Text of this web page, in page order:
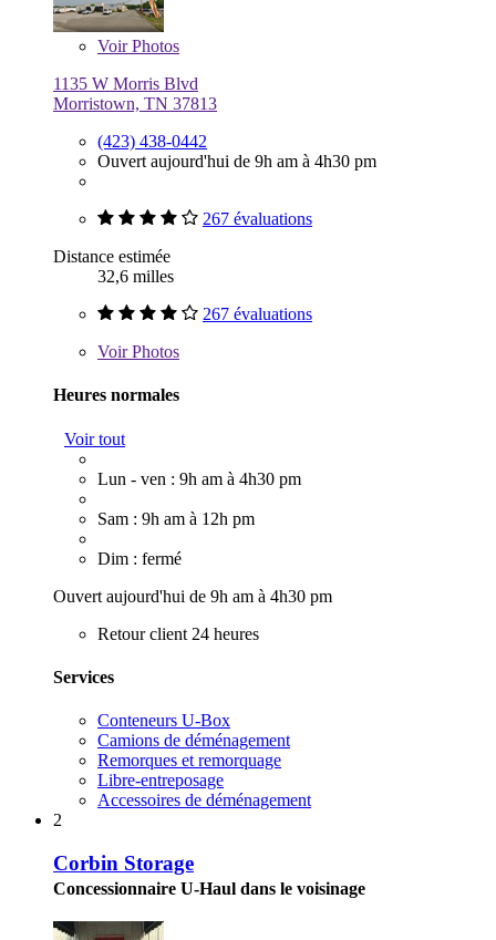
VoirPhotos
1135 W Morris Blvd
Morristown, TN 37813
(423) 438-0442
Ouvert aujourd'hui de 9h am à 4h30 pm
267 évaluations
Distance estimée
32,6 milles
267 évaluations
VoirPhotos
Heures normales
Voir tout
Lun - ven : 9h am à 4h30 pm
Sam : 9h am à 12h pm
Dim : fermé
Ouvert aujourd'hui de 9h am à 4h30 pm
Retour client 24 heures
Services
Conteneurs U-Box
Camions de déménagement
Remorques et remorquage
Libre-entreposage
Accessoires de déménagement
2
Corbin Storage
Concessionnaire U-Haul dans le voisinage